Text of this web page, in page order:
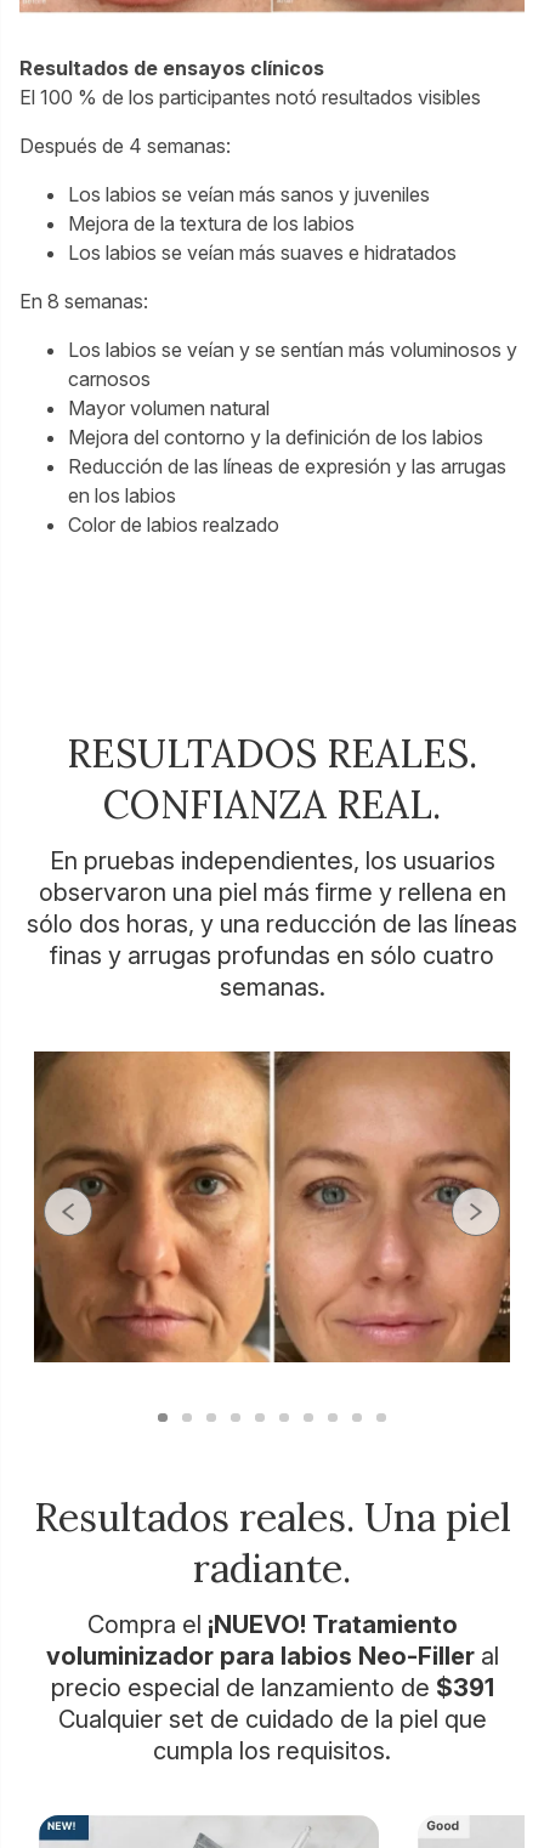
Resultados de ensayos clínicos
El 100 % de los participantes notó resultados visibles
Después de 4 semanas:
Los labios se veían más sanos y juveniles
Mejora de la textura de los labios
Los labios se veían más suaves e hidratados
En 8 semanas:
Los labios se veían y se sentían más voluminosos y
carnosos
Mayor volumen natural
Mejora del contorno y la definición de los labios
Reducción de las líneas de expresión y las arrugas
en los labios
Color de labios realzado
RESULTADOS REALES.
CONFIANZA REAL.
En pruebas independientes, los usuarios
observaron una piel más firme y rellena en
sólo dos horas, y una reducción de las líneas
finas y arrugas profundas en sólo cuatro
semanas.
Resultados reales. Una piel
radiante.
Compra el ¡NUEVO! Tratamiento
voluminizador para labios Neo-Filleral
precio especial de lanzamiento de $391
Cualquier set de cuidado de la piel que
cumpla los requisitos.